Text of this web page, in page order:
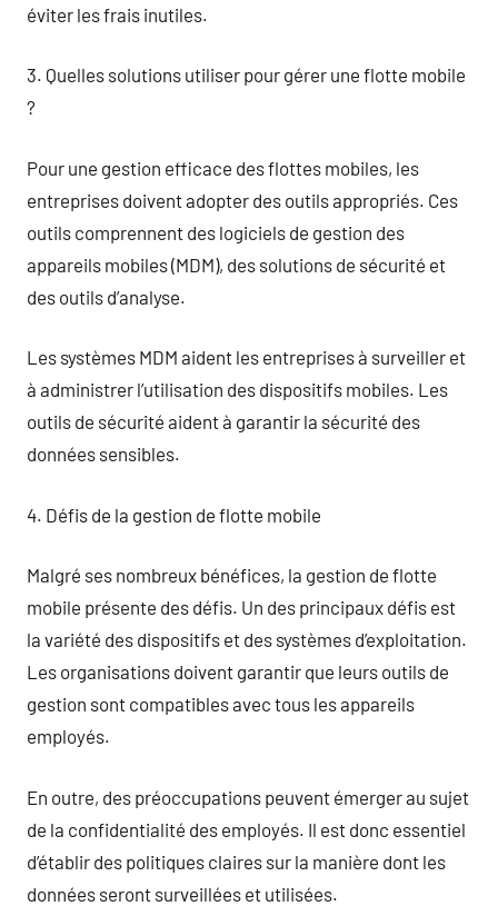
éviter les frais inutiles.
3. Quelles solutions utiliser pour gérer une flotte mobile
?
Pour une gestion efficace des flottes mobiles, les
entreprises doivent adopter des outils appropriés. Ces
outils comprennent des logiciels de gestion des
appareils mobiles (MDM), des solutions de sécurité et
des outils d’analyse.
Les systèmes MDM aident les entreprises à surveiller et
à administrer l’utilisation des dispositifs mobiles. Les
outils de sécurité aident à garantir la sécurité des
données sensibles.
4. Défis de la gestion de flotte mobile
Malgré ses nombreux bénéfices, la gestion de flotte
mobile présente des défis. Un des principaux défis est
la variété des dispositifs et des systèmes d’exploitation.
Les organisations doivent garantir que leurs outils de
gestion sont compatibles avec tous les appareils
employés.
En outre, des préoccupations peuvent émerger au sujet
de la confidentialité des employés. Il est donc essentiel
d’établir des politiques claires sur la manière dont les
données seront surveillées et utilisées.